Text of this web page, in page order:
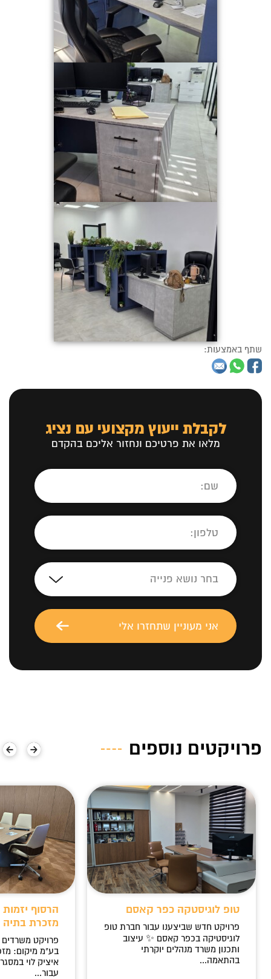
שתף באמצעות:
לקבלת ייעוץ מקצועי עם נציג
מלאו את פרטיכם ונחזור אליכם בהקדם
פרויקטים נוספים
טופ לוגיסטקה כפר קאסם
פרויקט חדש שביצענו עבור חברת טופ
לוגיסטיקה בכפר קאסם ✨ עיצוב
ותכנון משרד מנהלים יוקרתי
בהתאמה...
הרסוף
מזכרת בתיה
פרויקט משרדים
בע"מ מיקום:
איציק לוי
עבור...